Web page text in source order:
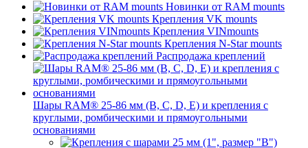
Новинки от RAM mounts
Крепления VK mounts
Крепления VINmounts
Крепления N-Star mounts
Распродажа креплений
Шары RAM® 25-86 мм (B, C, D, E) и крепления с
круглыми, ромбическими и прямоугольными
основаниями